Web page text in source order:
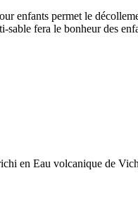
enfants permet le
sable fera le bonheur des
en Eau volcanique de